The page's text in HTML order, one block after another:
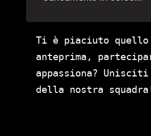
Ti è piaciuto quello
anteprima,
appassiona?
della nostra